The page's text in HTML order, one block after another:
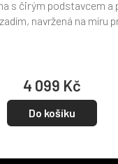
4 099 Kč
Do košíku
s čirým podstavcem a
navržená na míru